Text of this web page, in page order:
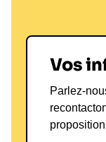
Vos
Parlez-